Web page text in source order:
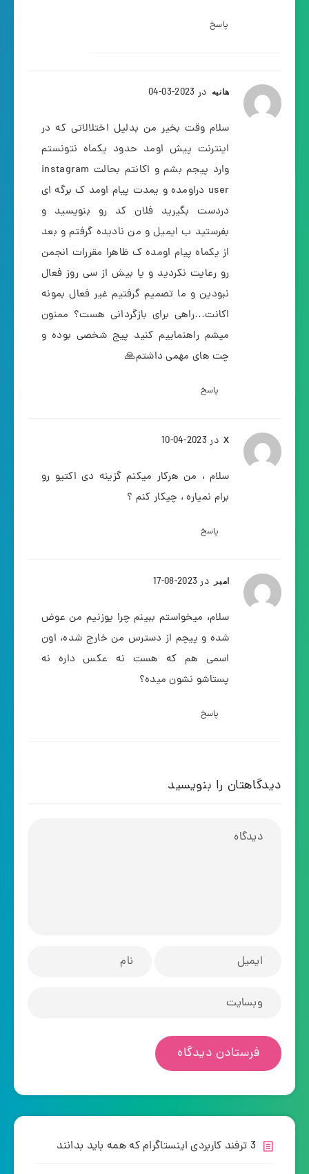
پاسخ
هانیه در 2023-03-04
سلام وقت بخیر من بدلیل اختلالاتی که در
اینترنت پیش اومد حدود یکماه نتونستم
وارد پیجم بشم و اکانتم بحالت instagram
user دراومده و یمدت پیام اومد ک برگه ای
دردست بگیرید فلان کد رو بنویسید و
بفرستید ب ایمیل و من نادیده گرفتم و بعد
از یکماه پیام اومده ک ظاهرا مقررات انجمن
رو رعایت نکردید و یا بیش از سی روز فعال
نبودین و ما تصمیم گرفتیم غیر فعال بمونه
اکانت…راهی برای بازگردانی هست؟ ممنون
میشم راهنماییم کنید پیج شخصی بوده و
چت های مهمی داشتم🙏
پاسخ
X در 2023-04-10
سلام ، من هرکار میکنم گزینه دی اکتیو رو
برام نمیاره ، چیکار کنم ؟
پاسخ
امیر در 2023-08-17
سلام، میخواستم ببینم چرا یوزنیم من عوض
شده و پیچم از دسترس من خارج شده، اون
اسمی هم که هست نه عکس داره نه
پستاشو نشون میده؟
پاسخ
دیدگاهتان را بنویسید
3 ترفند کاربردی اینستاگرام که همه باید بدانند